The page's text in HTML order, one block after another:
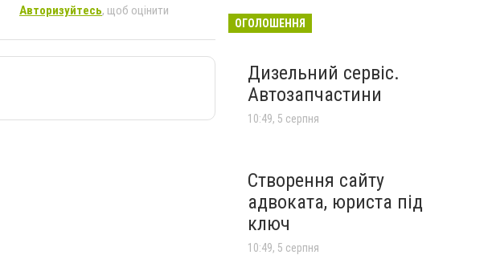
Авторизуйтесь, щоб оцінити
ОГОЛОШЕННЯ
Дизельний сервіс.
Автозапчастини
10:49, 5 серпня
Створення сайту
адвоката, юриста під
ключ
10:49, 5 серпня